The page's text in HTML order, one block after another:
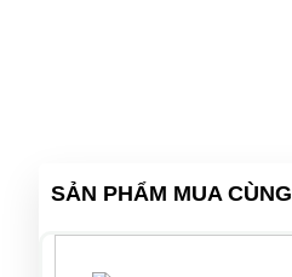
SẢN PHẨM MUA CÙNG